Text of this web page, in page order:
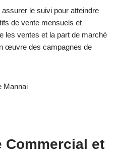
le suivi pour atteindre
de vente mensuels et
les ventes et la part de marché
œuvre des campagnes de
Mannai
Commercial et